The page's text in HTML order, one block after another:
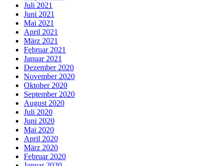
Juli 2021
Juni 2021
Mai 2021
April 2021
März 2021
Februar 2021
Januar 2021
Dezember 2020
November 2020
Oktober 2020
September 2020
August 2020
Juli 2020
Juni 2020
Mai 2020
April 2020
März 2020
Februar 2020